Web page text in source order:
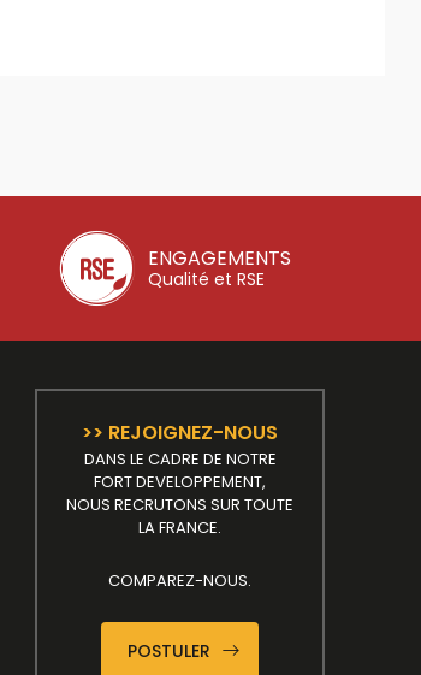
ENGAGEMENTS
Qualité et RSE
>> REJOIGNEZ-NOUS
DANS LE CADRE DE NOTRE
FORT DEVELOPPEMENT,
NOUS RECRUTONS SUR TOUTE
LA FRANCE.
COMPAREZ-NOUS.
POSTULER